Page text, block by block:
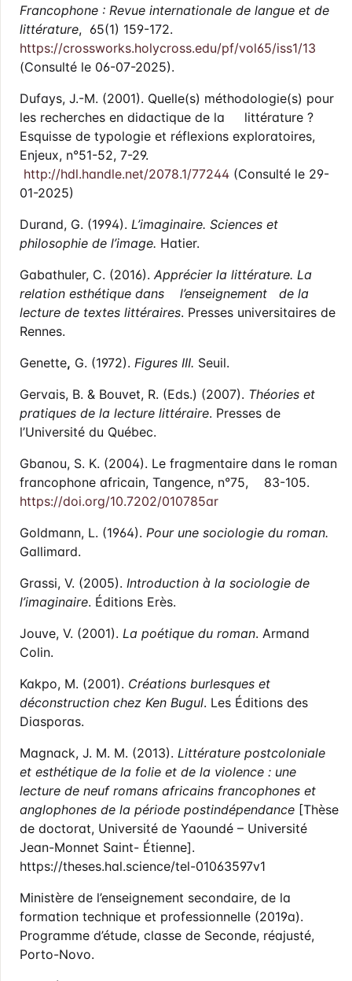
Francophone : Revue internationale de langue et de
littérature, 65(1) 159-172.
https://crossworks.holycross.edu/pf/vol65/iss1/13
(Consulté le 06-07-2025).
Dufays, J.-M. (2001). Quelle(s) méthodologie(s) pour
les recherches en didactique de la littérature ?
Esquisse de typologie et réflexions exploratoires,
Enjeux, n°51-52, 7-29.
http://hdl.handle.net/2078.1/77244 (Consulté le 29-
01-2025)
Durand, G. (1994). L’imaginaire. Sciences et
philosophie de l’image. Hatier.
Gabathuler, C. (2016). Apprécier la littérature. La
relation esthétique dans l’enseignement
de la
lecture de textes littéraires. Presses universitaires de
Rennes.
Genette, G. (1972). Figures III. Seuil.
Gervais, B. & Bouvet, R. (Eds.) (2007). Théories et
pratiques de la lecture littéraire. Presses de
l’Université du Québec.
Gbanou, S. K. (2004). Le fragmentaire dans le roman
francophone africain, Tangence, n°75, 83-105.
https://doi.org/10.7202/010785ar
Goldmann, L. (1964). Pour une sociologie du roman.
Gallimard.
Grassi, V. (2005). Introduction à la sociologie de
l’imaginaire. Éditions Erès.
Jouve, V. (2001). La poétique du roman. Armand
Colin.
Kakpo, M. (2001). Créations burlesques et
déconstruction chez Ken Bugul. Les Éditions des
Diasporas.
Magnack, J. M. M. (2013). Littérature postcoloniale
et esthétique de la folie et de la violence : une
lecture de neuf romans africains francophones et
anglophones de la période postindépendance [Thèse
de doctorat, Université de Yaoundé – Université
Jean-Monnet Saint- Étienne].
https://theses.hal.science/tel-01063597v1
Ministère de l’enseignement secondaire, de la
formation technique et professionnelle (2019a).
Programme d’étude, classe de Seconde, réajusté,
Porto-Novo.